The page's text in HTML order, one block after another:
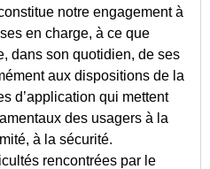
notre engagement à
en charge, à ce que
dans son quotidien, de ses
aux dispositions de la
d’application qui mettent
des usagers à la
à la sécurité.
rencontrées par le